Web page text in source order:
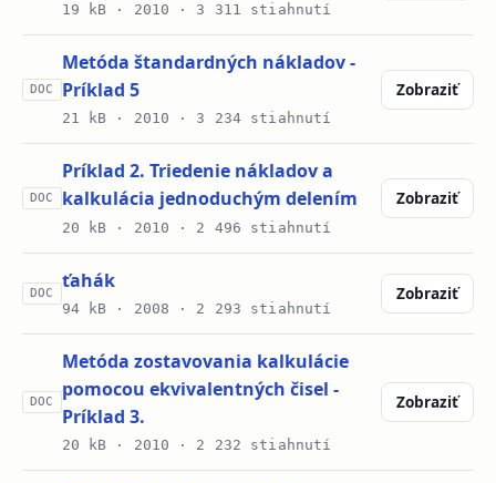
19 kB · 2010 · 3 311 stiahnutí
DOC
Metóda štandardných nákladov -
Príklad 5
21 kB · 2010 · 3 234 stiahnutí
Zobraziť
DOC
Príklad 2. Triedenie nákladov a
kalkulácia jednoduchým delením
20 kB · 2010 · 2 496 stiahnutí
Zobraziť
DOC
ťahák
94 kB · 2008 · 2 293 stiahnutí
Zobraziť
DOC
Metóda zostavovania kalkulácie
pomocou ekvivalentných čisel -
Príklad 3.
20 kB · 2010 · 2 232 stiahnutí
Zobraziť